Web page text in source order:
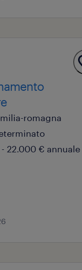
romagna
22.000 € annuale